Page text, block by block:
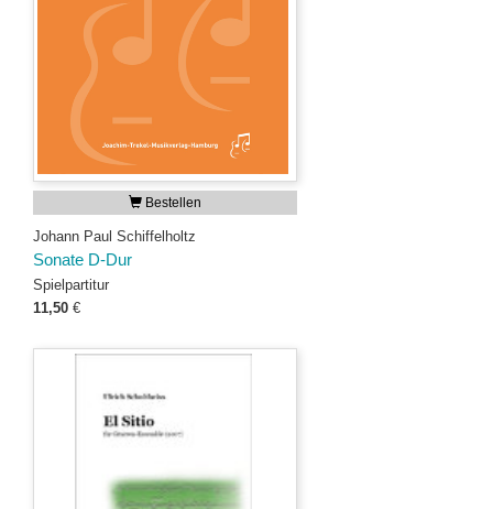
Bestellen
Johann Paul Schiffelholtz
Sonate D-Dur
Spielpartitur
11,50 €